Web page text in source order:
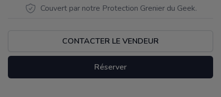
Couvert par notre Protection Grenier du Geek.
CONTACTER LE VENDEUR
Réserver